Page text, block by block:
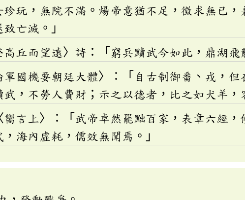
珍玩，無院不滿。煬帝意猶不足，徵求無已，
亡滅。」
高丘而望遠〉詩：「窮兵黷武今如此，鼎湖飛
軍國機要朝廷大體〉：「自古制御番、戎，
，不勞人費財；示之以德者，比之如犬羊，
嚮言上〉：「武帝卓然罷黜百家，表章六經，
海內虛耗，儒效無聞焉。」